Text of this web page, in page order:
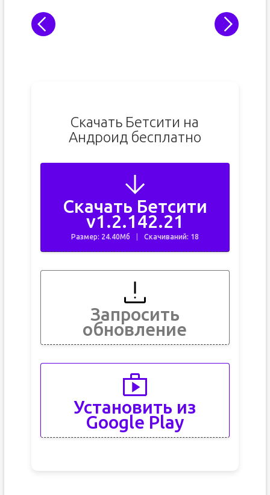
Скачать Бетсити на
Андроид бесплатно
Скачать Бетсити
v1.2.142.21
Размер: 24.40Мб Скачиваний: 18
Запросить
обновление
Установить из
Google Play